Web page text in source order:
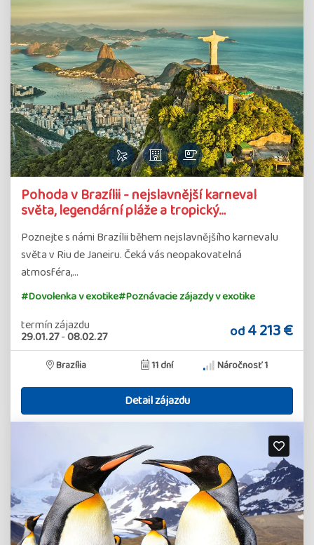
Pohoda v Brazílii - nejslavnější karneval
světa, legendární pláže a tropický…
Poznejte s námi Brazílii během nejslavnějšího karnevalu
světa v Riu de Janeiru. Čeká vás neopakovatelná
atmosféra,…
#Dovolenka v exotike#Poznávacie zájazdy v exotike
termín zájazdu
29.01.27-08.02.27 od4 213 €
Brazília 11 dní Náročnosť 1
Detail zájazdu
zájazdu